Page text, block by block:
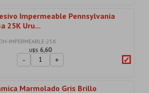
Impermeable Pennsylvania
25K Uru...
IMPERMEABLE-25K
U$S 6,60
- +
Marmolado Gris Brillo